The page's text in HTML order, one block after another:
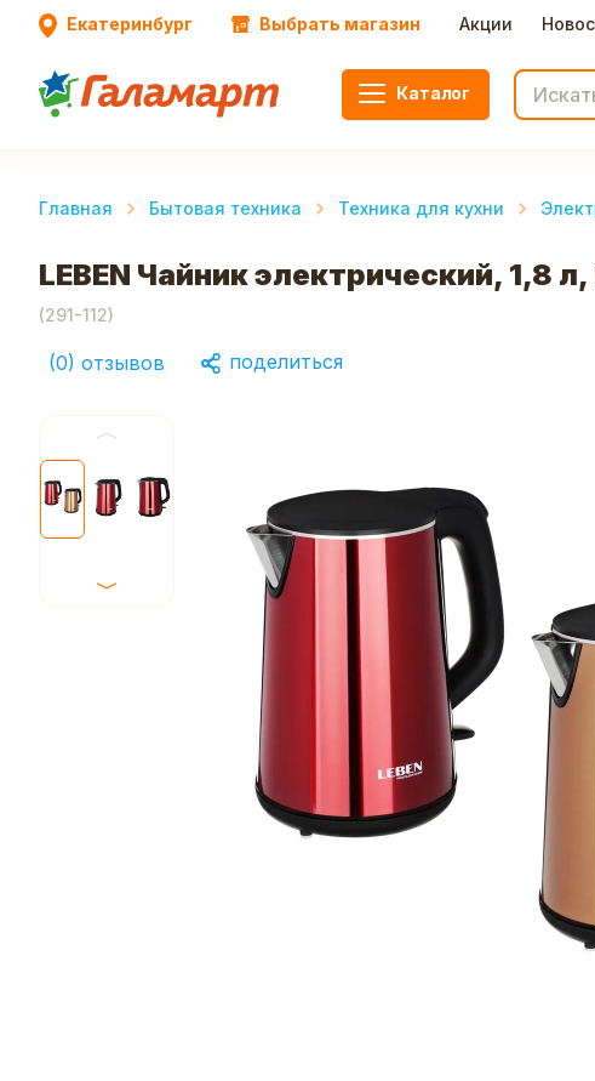
Екатеринбург Выбрать магазин Акции
Каталог
Главная Бытовая техника Техника для кухни
LEBEN Чайник электрический, 1,8
(291-112)
(0) отзывов поделиться